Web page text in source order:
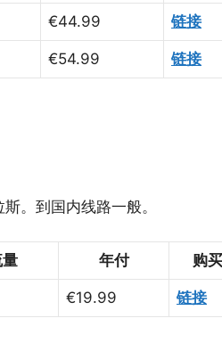
€44.99 链接
€54.99 链接
。到国内线路一般。
年付 购买
€19.99 链接